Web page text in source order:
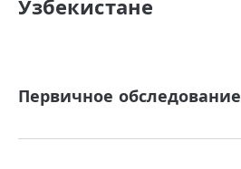
Узбекистане
Первичное обследование